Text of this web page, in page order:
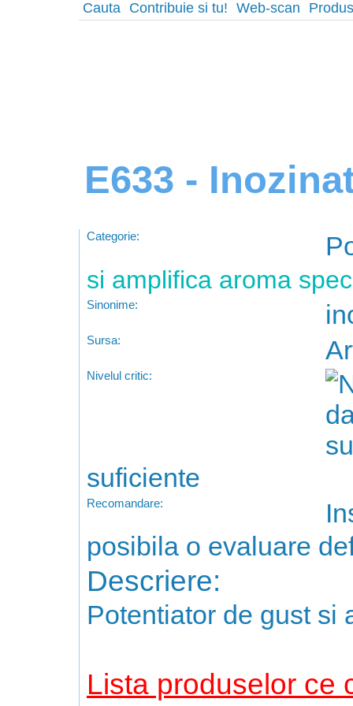
Cauta Contribuie si tu! Web-scan
E633 -
Categorie:
si amplifica aroma
Sinonime:
Sursa:
Nivelul critic:
suficiente
Recomandare:
posibila o evaluare
Descriere:
Potentiator de gust si
Lista produselor ce